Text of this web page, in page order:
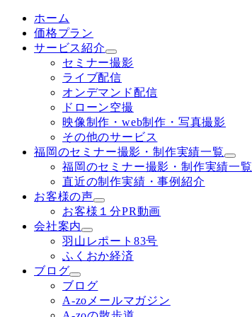
ホーム
価格プラン
サービス紹介
セミナー撮影
ライブ配信
オンデマンド配信
ドローン空撮
映像制作・web制作・写真撮影
その他のサービス
福岡のセミナー撮影・制作実績一覧
福岡のセミナー撮影・制作実績一覧
直近の制作実績・事例紹介
お客様の声
お客様１分PR動画
会社案内
羽山レポート83号
ふくおか経済
ブログ
ブログ
A-zoメールマガジン